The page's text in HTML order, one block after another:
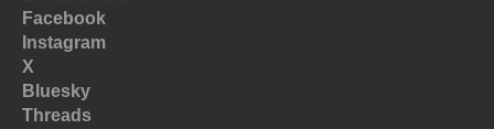
Facebook
Instagram
X
Bluesky
Threads